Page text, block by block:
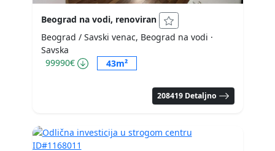
Beograd na vodi, renoviran
Beograd / Savski venac, Beograd na vodi ·
Savska
99990€
43m²
208419 Detaljno